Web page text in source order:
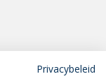
Privacybeleid